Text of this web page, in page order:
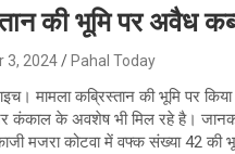
की भूमि पर अवैध
3, 2024 Pahal Today
मामला कब्रिस्तान की भूमि पर
कंकाल के अवशेष भी मिल रहे है।
मजरा कोटवा में वफ्क संख्या 42 की